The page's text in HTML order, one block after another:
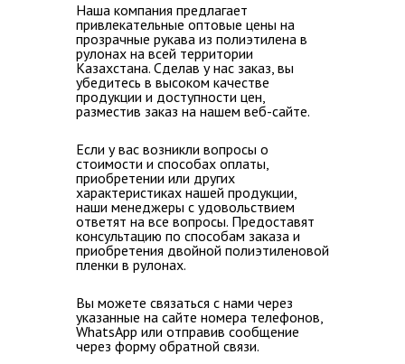
Наша компания предлагает
привлекательные оптовые цены на
прозрачные рукава из полиэтилена в
рулонах на всей территории
Казахстана. Сделав у нас заказ, вы
убедитесь в высоком качестве
продукции и доступности цен,
разместив заказ на нашем веб-сайте.
Если у вас возникли вопросы о
стоимости и способах оплаты,
приобретении или других
характеристиках нашей продукции,
наши менеджеры с удовольствием
ответят на все вопросы. Предоставят
консультацию по способам заказа и
приобретения двойной полиэтиленовой
пленки в рулонах.
Вы можете связаться с нами через
указанные на сайте номера телефонов,
WhatsApp или отправив сообщение
через форму обратной связи.